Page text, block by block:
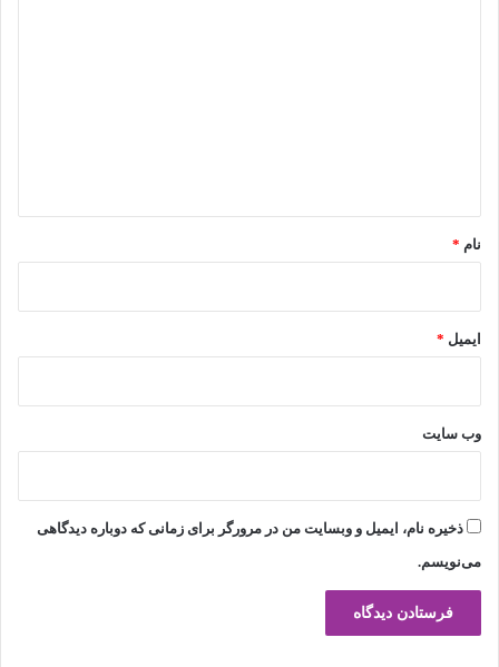
نام *
ایمیل *
وب‌ سایت
ذخیره نام، ایمیل و وبسایت من در مرورگر برای زمانی که دوباره دیدگاهی
می‌نویسم.